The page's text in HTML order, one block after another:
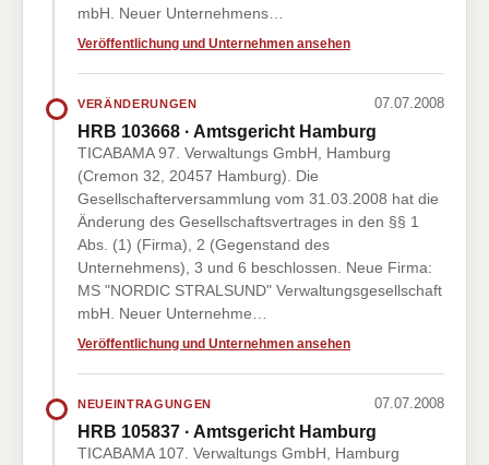
mbH. Neuer Unternehmens…
Veröffentlichung und Unternehmen ansehen
VERÄNDERUNGEN 07.07.2008
HRB 103668 · Amtsgericht Hamburg
TICABAMA 97. Verwaltungs GmbH, Hamburg
(Cremon 32, 20457 Hamburg). Die
Gesellschafterversammlung vom 31.03.2008 hat die
Änderung des Gesellschaftsvertrages in den §§ 1
Abs. (1) (Firma), 2 (Gegenstand des
Unternehmens), 3 und 6 beschlossen. Neue Firma:
MS "NORDIC STRALSUND" Verwaltungsgesellschaft
mbH. Neuer Unternehme…
Veröffentlichung und Unternehmen ansehen
NEUEINTRAGUNGEN 07.07.2008
HRB 105837 · Amtsgericht Hamburg
TICABAMA 107. Verwaltungs GmbH, Hamburg